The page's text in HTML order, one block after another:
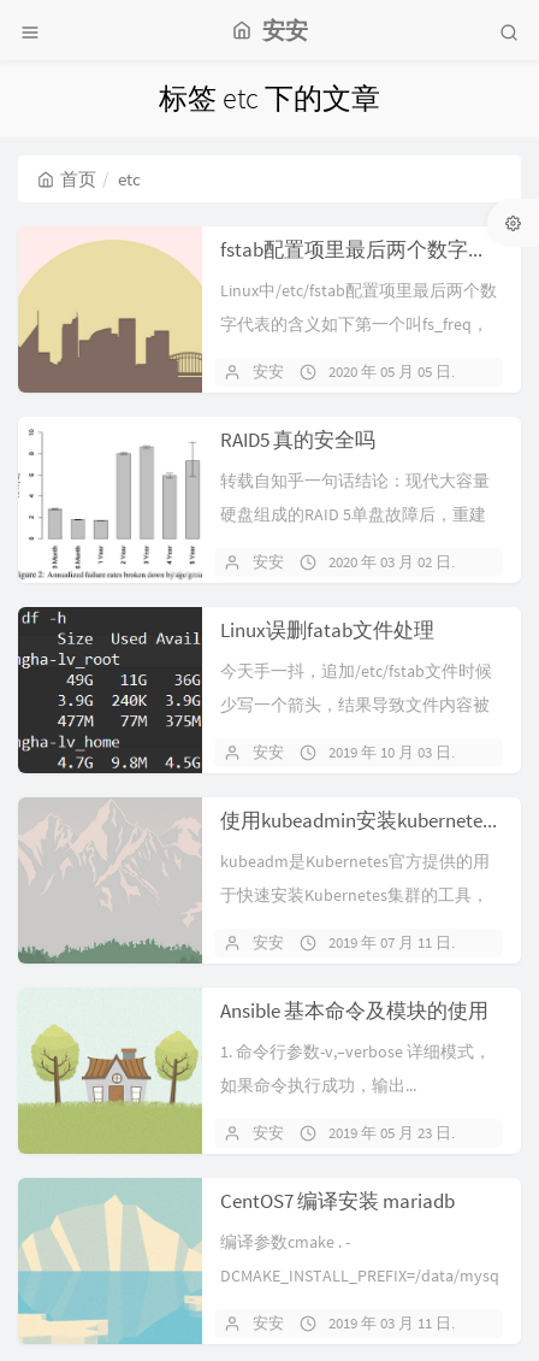
安安
标签 etc 下的文章
首页 etc
fstab配置项里最后两个数字代表的含义
Linux中/etc/fstab配置项里最后两个数
字代表的含义如下第一个叫fs_freq，
安安 2020 年 05 月 05 日
RAID5 真的安全吗
转载自知乎一句话结论：现代大容量
硬盘组成的RAID 5单盘故障后，重建
安安 2020 年 03 月 02 日
Linux误删fatab文件处理
今天手一抖，追加/etc/fstab文件时候
少写一个箭头，结果导致文件内容被
安安 2019 年 10 月 03 日
使用kubeadmin安装kubernetes 1.15
kubeadm是Kubernetes官方提供的用
于快速安装Kubernetes集群的工具，
安安 2019 年 07 月 11 日
Ansible 基本命令及模块的使用
1. 命令行参数-v,–verbose 详细模式，
如果命令执行成功，输出...
安安 2019 年 05 月 23 日
CentOS7 编译安装 mariadb
编译参数cmake . -
DCMAKE_INSTALL_PREFIX=/data/mysq
安安 2019 年 03 月 11 日